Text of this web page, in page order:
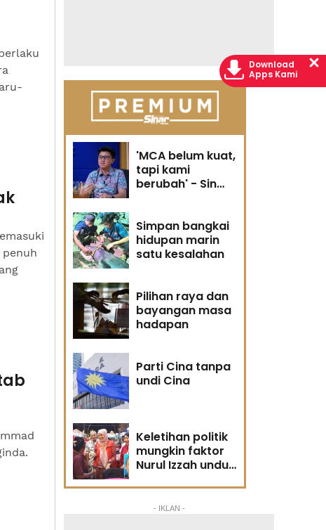
'MCA belum kuat,
tapi kami
berubah' - Sin
Simpan bangkai
hidupan marin
satu kesalahan
Pilihan raya dan
bayangan masa
hadapan
Parti Cina tanpa
undi Cina
Keletihan politik
mungkin faktor
Nurul Izzah undur
Penganalisis
politik
- IKLAN -
Download
Apps Kami